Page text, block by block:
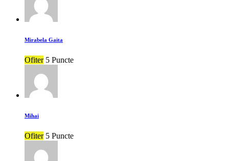
Mirabela Gaita
Ofiter 5 Puncte
Mihai
Ofiter 5 Puncte